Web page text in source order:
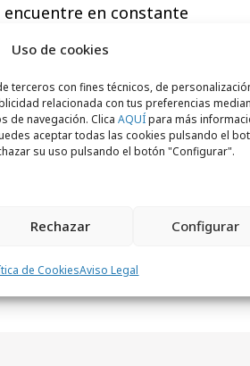
Uso de cookies
terceros con fines técnicos, de
relacionada con tus preferencias
de navegación. Clica AQUÍpara más
aceptar todas las cookies pulsando el
su uso pulsando el botón "Configurar".
Rechazar Configurar
de CookiesAviso Legal
en constante
como un límite para
meses la agencia
la marca y la web del